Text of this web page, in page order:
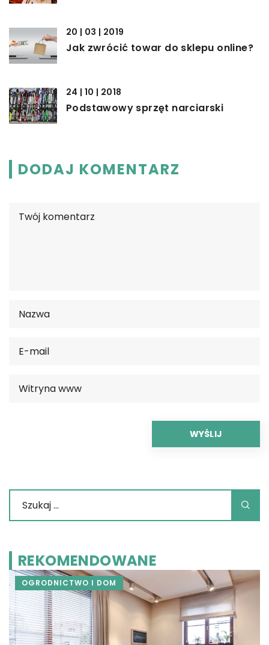
20 | 03 | 2019
Jak zwrócić towar do sklepu online?
24 | 10 | 2018
Podstawowy sprzęt narciarski
DODAJ KOMENTARZ
REKOMENDOWANE
OGRODNICTWO I DOM